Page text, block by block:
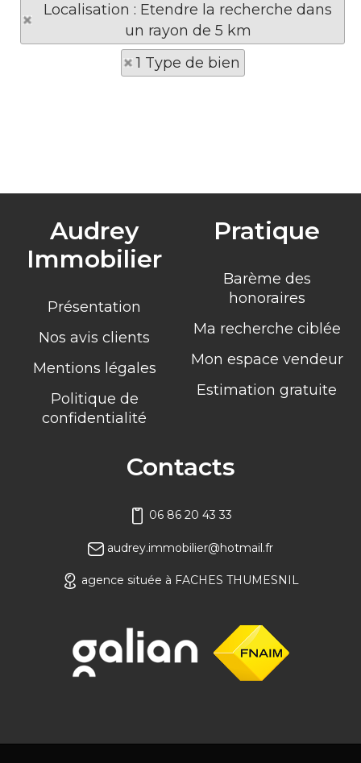
Localisation : Etendre la recherche dans
un rayon de 5 km
1 Type de bien
Audrey
Immobilier
Présentation
Nos avis clients
Mentions légales
Politique de
confidentialité
Pratique
Barème des
honoraires
Ma recherche ciblée
Mon espace vendeur
Estimation gratuite
Contacts
06 86 20 43 33
audrey.immobilier@hotmail.fr
agence située à FACHES THUMESNIL